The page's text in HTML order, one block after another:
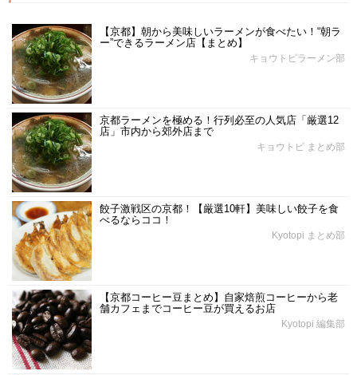
【京都】朝から美味しいラーメンが食べたい！“朝ラ
ー”できるラーメン店【まとめ】
キョウトピラーメン部
京都ラーメンを極める！行列必至の人気店「厳選12
店」市内から郊外店まで
キョウトピ まとめ部
餃子激戦区の京都！【厳選10軒】美味しい餃子を食
べるならココ！
Kyotopi まとめ部
【京都コーヒー豆まとめ】自家焙煎コーヒーから老
舗カフェまでコーヒー豆が買えるお店
Kyotopi 編集部